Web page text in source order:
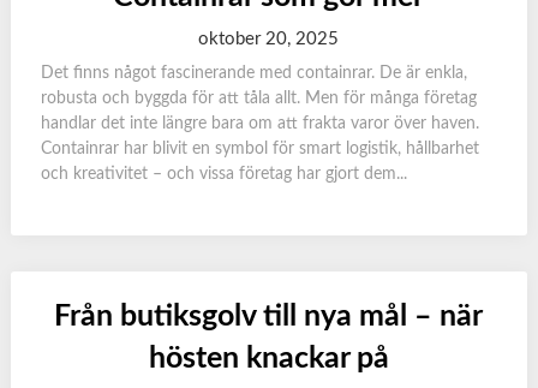
oktober 20, 2025
Det finns något fascinerande med containrar. De är enkla,
robusta och byggda för att tåla allt. Men för många företag
handlar det inte längre bara om att frakta varor över haven.
Containrar har blivit en symbol för smart logistik, hållbarhet
och kreativitet – och vissa företag har gjort dem...
Från butiksgolv till nya mål – när
hösten knackar på